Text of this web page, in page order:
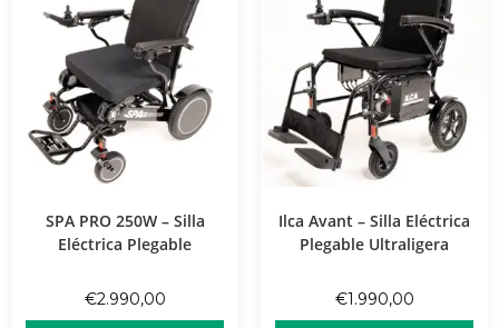
SPA PRO 250W – Silla
Eléctrica Plegable
€2.990,00
Ilca Avant – Silla Eléctrica
Plegable Ultraligera
€1.990,00